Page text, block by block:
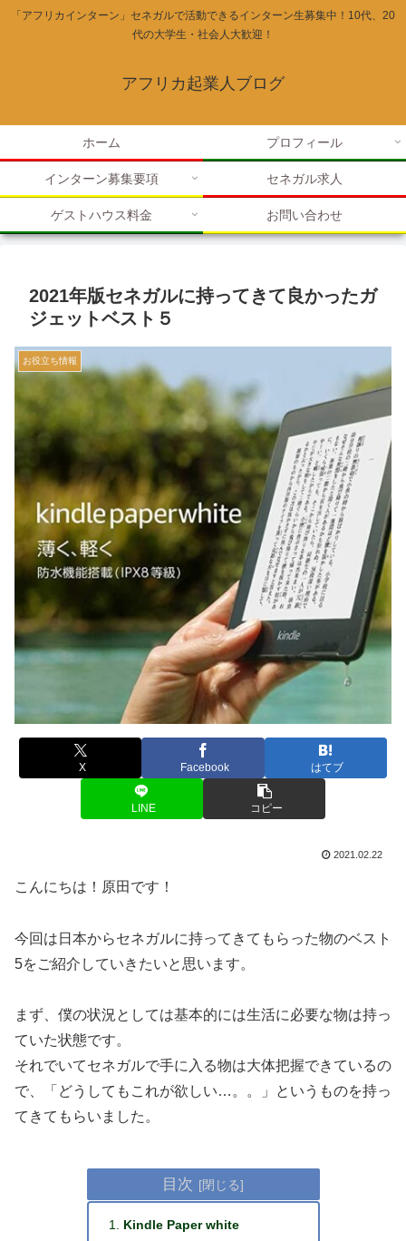
「アフリカインターン」セネガルで活動できるインターン生募集中！10代、20
代の大学生・社会人大歓迎！
アフリカ起業人ブログ
ホーム プロフィール
インターン募集要項 セネガル求人
ゲストハウス料金 お問い合わせ
2021年版セネガルに持ってきて良かったガ
ジェットベスト５
お役立ち情報
X Facebook はてブ
LINE コピー
2021.02.22
こんにちは！原田です！
今回は日本からセネガルに持ってきてもらった物のベスト
5をご紹介していきたいと思います。
まず、僕の状況としては基本的には生活に必要な物は持っ
ていた状態です。
それでいてセネガルで手に入る物は大体把握できているの
で、「どうしてもこれが欲しい…。。」というものを持っ
てきてもらいました。
目次
Kindle Paper white